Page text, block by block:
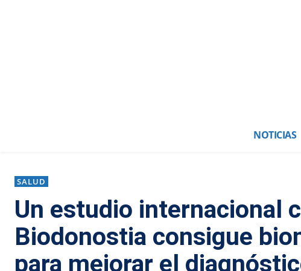
NOTICIAS
SALUD
Un estudio internacional
Biodonostia consigue
para mejorar el